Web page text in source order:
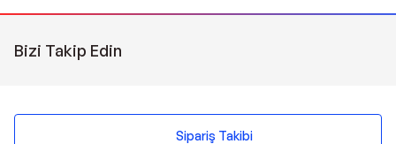
Bizi Takip Edin
Sipariş Takibi